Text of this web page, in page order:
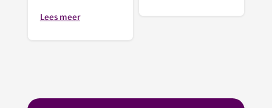
Lees meer